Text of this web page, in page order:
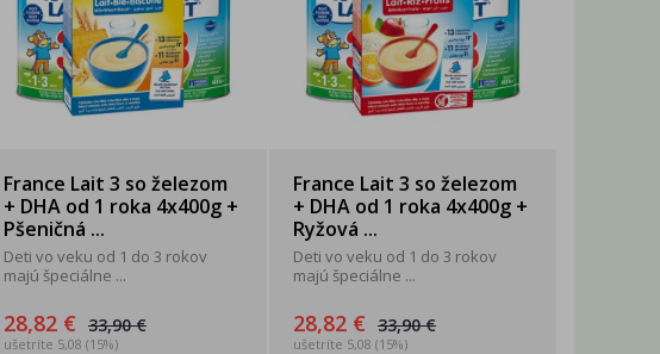
France Lait 3 so železom
+ DHA od 1 roka 4x400g +
Pšeničná ...
Deti vo veku od 1 do 3 rokov
majú špeciálne ...
28,82 € 33,90 €
ušetríte 5,08 (15%)
France Lait 3 so železom
+ DHA od 1 roka 4x400g +
Ryžová ...
Deti vo veku od 1 do 3 rokov
majú špeciálne ...
28,82 € 33,90 €
ušetríte 5,08 (15%)